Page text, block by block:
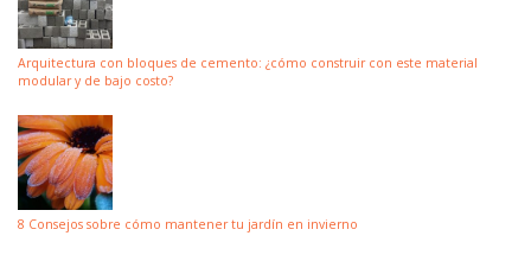
Arquitectura con bloques de cemento: ¿cómo construir con este material
modular y de bajo costo?
8 Consejos sobre cómo mantener tu jardín en invierno